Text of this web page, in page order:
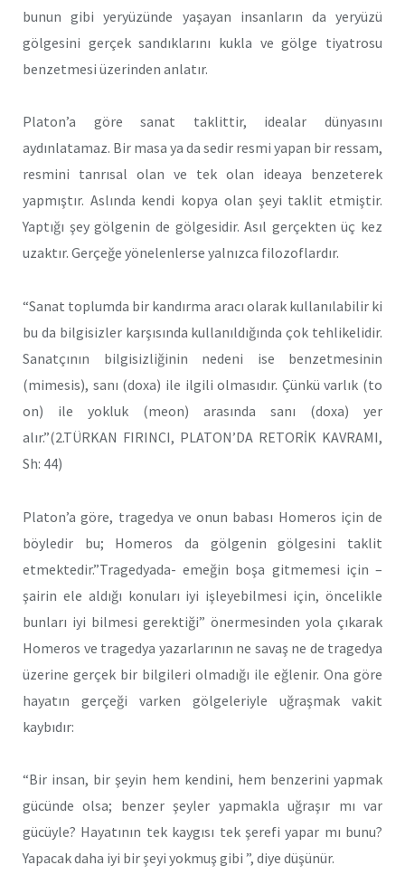
bunun gibi yeryüzünde yaşayan insanların da yeryüzü
gölgesini gerçek sandıklarını kukla ve gölge tiyatrosu
benzetmesi üzerinden anlatır.
Platon’a göre sanat taklittir, idealar dünyasını
aydınlatamaz. Bir masa ya da sedir resmi yapan bir ressam,
resmini tanrısal olan ve tek olan ideaya benzeterek
yapmıştır. Aslında kendi kopya olan şeyi taklit etmiştir.
Yaptığı şey gölgenin de gölgesidir. Asıl gerçekten üç kez
uzaktır. Gerçeğe yönelenlerse yalnızca filozoflardır.
“Sanat toplumda bir kandırma aracı olarak kullanılabilir ki
bu da bilgisizler karşısında kullanıldığında çok tehlikelidir.
Sanatçının bilgisizliğinin nedeni ise benzetmesinin
(mimesis), sanı (doxa) ile ilgili olmasıdır. Çünkü varlık (to
on) ile yokluk (meon) arasında sanı (doxa) yer
alır.”(2.TÜRKAN FIRINCI, PLATON’DA RETORİK KAVRAMI,
Sh: 44)
Platon’a göre, tragedya ve onun babası Homeros için de
böyledir bu; Homeros da gölgenin gölgesini taklit
etmektedir.”Tragedyada- emeğin boşa gitmemesi için –
şairin ele aldığı konuları iyi işleyebilmesi için, öncelikle
bunları iyi bilmesi gerektiği” önermesinden yola çıkarak
Homeros ve tragedya yazarlarının ne savaş ne de tragedya
üzerine gerçek bir bilgileri olmadığı ile eğlenir. Ona göre
hayatın gerçeği varken gölgeleriyle uğraşmak vakit
kaybıdır:
“Bir insan, bir şeyin hem kendini, hem benzerini yapmak
gücünde olsa; benzer şeyler yapmakla uğraşır mı var
gücüyle? Hayatının tek kaygısı tek şerefi yapar mı bunu?
Yapacak daha iyi bir şeyi yokmuş gibi ”, diye düşünür.